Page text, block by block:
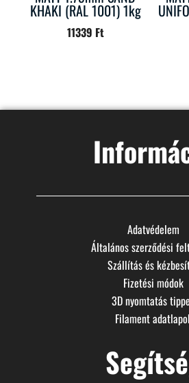
KHAKI (RAL 1001) 1kg
11339 Ft
Adatvédelem
Általános szerződési
Szállítás és
Fizetési módok
3D nyomtatás
Filament